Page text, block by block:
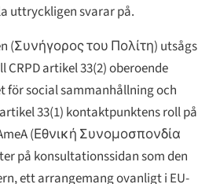
uttryckligen svarar på.
(Συνήγορος του Πολίτη) utsågs
CRPD artikel 33(2) oberoende
för social sammanhållning och
33(1) kontaktpunktens roll på
(Εθνική Συνομοσπονδία
på konsultationssidan som den
ett arrangemang ovanligt i EU-